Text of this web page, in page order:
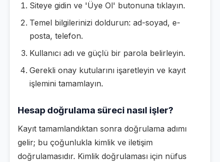
Siteye gidin ve 'Üye Ol' butonuna tıklayın.
Temel bilgilerinizi doldurun: ad-soyad, e-
posta, telefon.
Kullanıcı adı ve güçlü bir parola belirleyin.
Gerekli onay kutularını işaretleyin ve kayıt
işlemini tamamlayın.
Hesap doğrulama süreci nasıl işler?
Kayıt tamamlandıktan sonra doğrulama adımı
gelir; bu çoğunlukla kimlik ve iletişim
doğrulamasıdır. Kimlik doğrulaması için nüfus